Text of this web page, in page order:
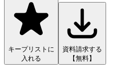
キープリストに
入れる
資料請求する
【無料】